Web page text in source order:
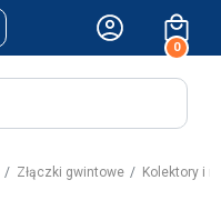
0
Złączki gwintowe Kolektory i